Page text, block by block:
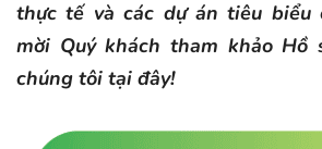
thực tế và các dự án tiêu biểu
mời Quý khách tham khảo Hồ
chúng tôi tại đây!